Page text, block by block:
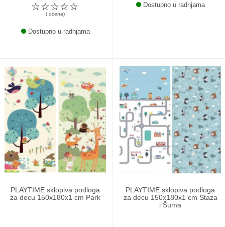
☆
☆
☆
☆
☆
( ocena)
Dostupno u radnjama
Dostupno u radnjama
PLAYTIME sklopiva podloga
za decu 150x180x1 cm Park
PLAYTIME sklopiva podloga
za decu 150x180x1 cm Staza
i Šuma